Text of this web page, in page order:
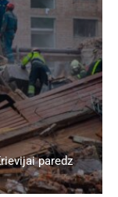
paredz